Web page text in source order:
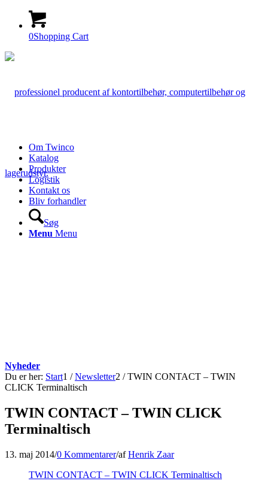
0Shopping Cart
Om Twinco
Katalog
Produkter
Logistik
Kontakt os
Bliv forhandler
Søg
Menu Menu
Nyheder
Du er her: Start1 / Newsletter2 / TWIN CONTACT – TWIN
CLICK Terminaltisch
TWIN CONTACT – TWIN CLICK
Terminaltisch
13. maj 2014/0 Kommentarer/afHenrik Zaar
TWIN CONTACT – TWIN CLICK Terminaltisch